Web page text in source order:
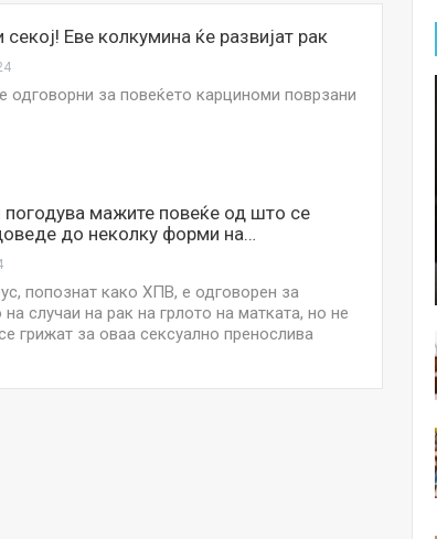
Еве колкумина ќе развијат рак
одговорни за повеќето карциноми поврзани
погодува мажите повеќе од што се
до неколку форми на…
попознат како ХПВ, е одговорен за
случаи на рак на грлото на матката, но не
грижат за оваа сексуално пренослива
Финците вложија милион евра во
кал, за посилен имунитет на децата
Малолетниците ќе бидат офлајн